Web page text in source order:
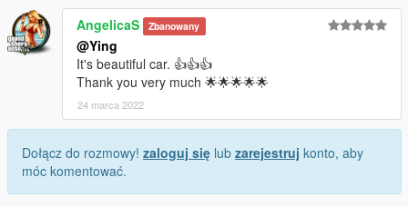
AngelicaS Zbanowany
@Ying
It's beautiful car. 👍👍👍
Thank you very much 🌟🌟🌟🌟🌟
24 marca 2022
Dołącz do rozmowy! zaloguj się lub zarejestruj konto, aby
móc komentować.